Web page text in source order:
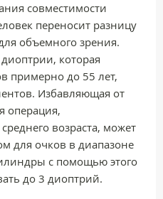
совместимости
переносит разницу
объемного зрения.
которая
примерно до 55 лет,
Избавляющая от
операция,
возраста, может
для очков в диапазоне
с помощью этого
до 3 диоптрий.